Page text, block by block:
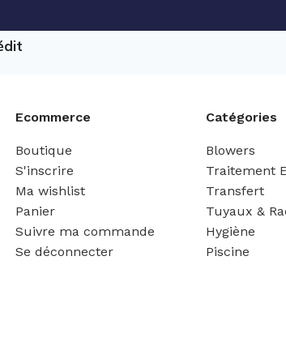
Ecommerce
Boutique
S'inscrire
Ma wishlist
Panier
Suivre ma commande
Se déconnecter
Catégories
Blowers
Traitement
Transfert
Tuyaux &
Hygiène
Piscine